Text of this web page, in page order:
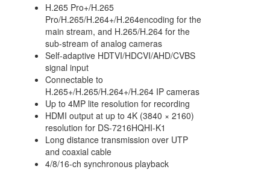
H.265 Pro+/H.265
Pro/H.265/H.264+/H.264encoding for the
main stream, and H.265/H.264 for the
sub-stream of analog cameras
Self-adaptive HDTVI/HDCVI/AHD/CVBS
signal input
Connectable to
H.265+/H.265/H.264+/H.264 IP cameras
Up to 4MP lite resolution for recording
HDMI output at up to 4K (3840 × 2160)
resolution for DS-7216HQHI-K1
Long distance transmission over UTP
and coaxial cable
4/8/16-ch synchronous playback